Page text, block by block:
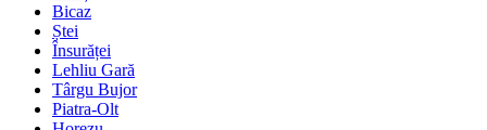
Bicaz
Ștei
Însurăței
Lehliu Gară
Târgu Bujor
Piatra-Olt